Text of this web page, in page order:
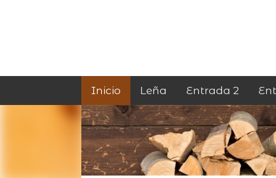
Inicio Leña Entrada 2